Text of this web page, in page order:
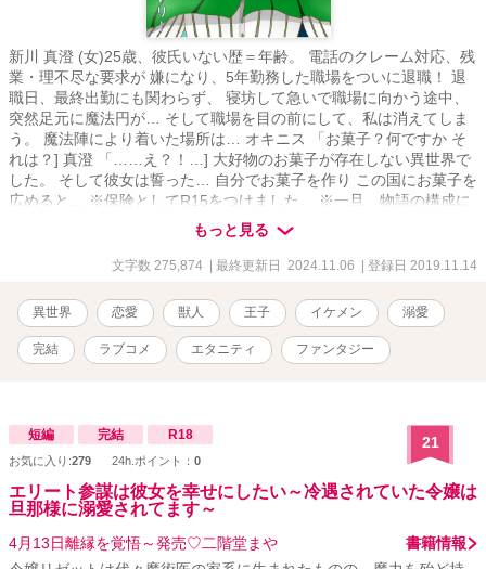
新川 真澄 (女)25歳、彼氏いない歴＝年齢。 電話のクレーム対応、残
業・理不尽な要求が 嫌になり、5年勤務した職場をついに退職！ 退
職日、最終出勤にも関わらず、 寝坊して急いで職場に向かう途中、
突然足元に魔法円が… そして職場を目の前にして、私は消えてしま
う。 魔法陣により着いた場所は… オキニス 「お菓子？何ですか そ
れは？] 真澄 「……え？！…] 大好物のお菓子が存在しない異世界で
した。 そして彼女は誓った… 自分でお菓子を作り この国にお菓子を
広めると… ※保険としてR15をつけました。 ※一旦、物語の構成に
よりお休みにします。 小説「儚げな少年と思って助けたら魔界一最
強の魔王様でした。」と少し繋がっております。
もっと見る
文字数 275,874 | 最終更新日 2024.11.06 | 登録日 2019.11.14
異世界 恋愛 獣人 王子 イケメン 溺愛
完結 ラブコメ エタニティ ファンタジー
短編 完結 R18
お気に入り:279 24h.ポイント： 0
21
エリート参謀は彼女を幸せにしたい～冷遇されていた令嬢は
旦那様に溺愛されてます～
4月13日離縁を覚悟～発売♡二階堂まや
書籍情報